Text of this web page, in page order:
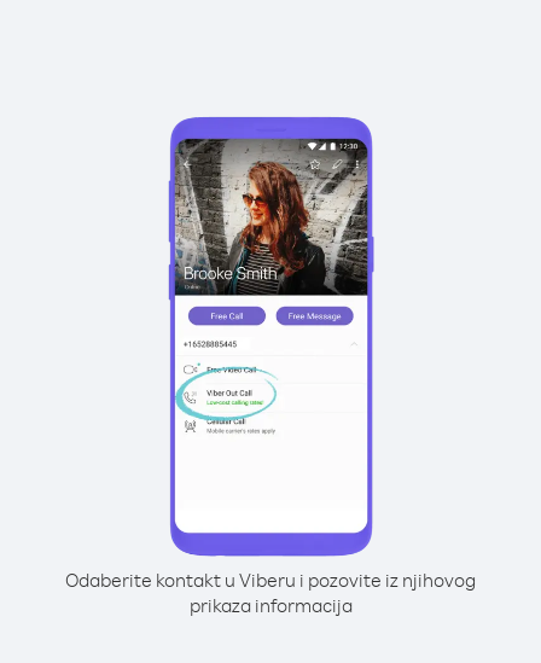
Odaberite kontakt u Viberu i pozovite iz njihovog
prikaza informacija